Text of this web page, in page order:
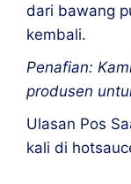
dari bawang
kembali.
Penafian:
produsen
Ulasan Pos
kali di